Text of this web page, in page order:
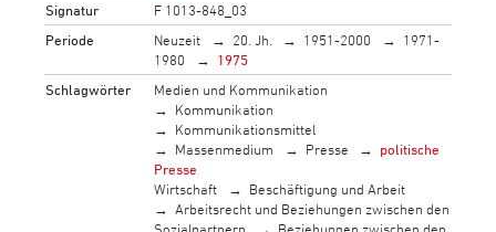
Signatur
F 1013-848_03
Periode
Neuzeit 20. Jh. 1951-2000
1971-
1980
1975
Schlagwörter
Medien und Kommunikation
Kommunikation
Kommunikationsmittel
Massenmedium
Presse
politische
Presse
Wirtschaft
Beschäftigung und Arbeit
Arbeitsrecht und Beziehungen zwischen den